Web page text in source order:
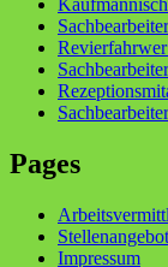
Pages
Impressum